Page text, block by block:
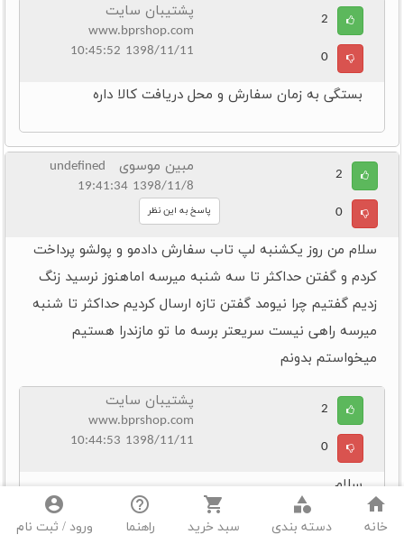
2
0
پشتیبان سایت
www.bprshop.com
1398/11/11 10:45:52
بستگی به زمان سفارش و محل دریافت کالا داره
2
0
پاسخ به این نظر
مبین موسوی undefined
1398/11/8 19:41:34
سلام من روز یکشنبه لپ تاب سفارش دادمو و پولشو پرداخت
کردم و گفتن حداکثر تا سه شنبه میرسه اماهنوز نرسید زنگ
زدیم گفتیم چرا نیومد گفتن تازه ارسال کردیم حداکثر تا شنبه
میرسه راهی نیست سریعتر برسه ما تو مازندرا هستیم
میخواستم بدونم
2
0
پشتیبان سایت
www.bprshop.com
1398/11/11 10:44:53
سلام
شماره سفارشتون رو اعلام کنید تا پیگیری کنیم و
باهاتون تماس بگیریم
home
خانه
category
دسته بندی
shopping_cart
سبد خرید
help_outline
راهنما
account_circle
ورود / ثبت نام